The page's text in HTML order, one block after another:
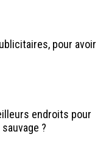
pour avoir
endroits pour
?